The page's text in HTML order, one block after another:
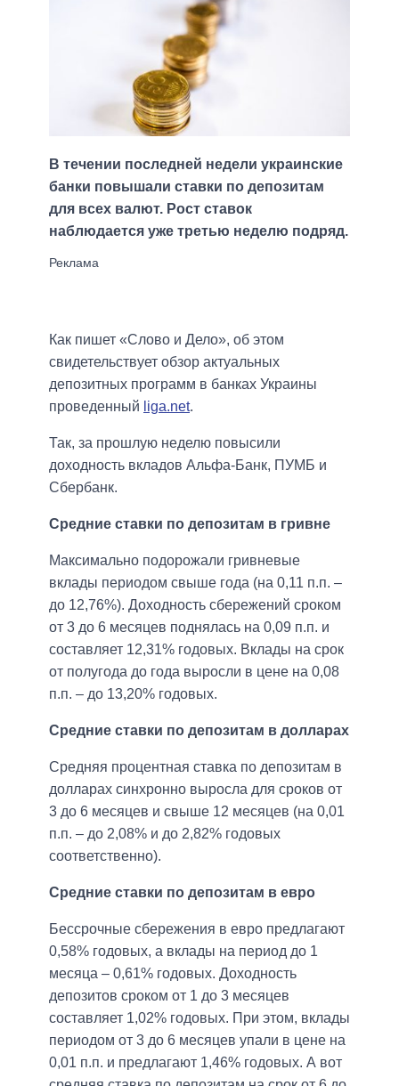
В течении последней недели украинские
банки повышали ставки по депозитам
для всех валют. Рост ставок
наблюдается уже третью неделю подряд.
Как пишет «Слово и Дело», об этом
свидетельствует обзор актуальных
депозитных программ в банках Украины
проведенный liga.net.
Так, за прошлую неделю повысили
доходность вкладов Альфа-Банк, ПУМБ и
Сбербанк.
Средние ставки по депозитам в гривне
Максимально подорожали гривневые
вклады периодом свыше года (на 0,11 п.п. –
до 12,76%). Доходность сбережений сроком
от 3 до 6 месяцев поднялась на 0,09 п.п. и
составляет 12,31% годовых. Вклады на срок
от полугода до года выросли в цене на 0,08
п.п. – до 13,20% годовых.
Средние ставки по депозитам в долларах
Средняя процентная ставка по депозитам в
долларах синхронно выросла для сроков от
3 до 6 месяцев и свыше 12 месяцев (на 0,01
п.п. – до 2,08% и до 2,82% годовых
соответственно).
Средние ставки по депозитам в евро
Бессрочные сбережения в евро предлагают
0,58% годовых, а вклады на период до 1
месяца – 0,61% годовых. Доходность
депозитов сроком от 1 до 3 месяцев
составляет 1,02% годовых. При этом, вклады
периодом от 3 до 6 месяцев упали в цене на
0,01 п.п. и предлагают 1,46% годовых. А вот